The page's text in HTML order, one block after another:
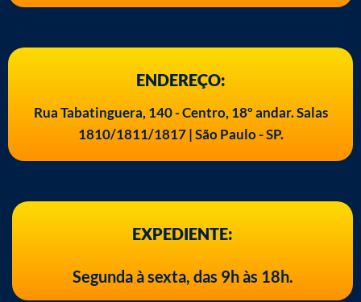
ENDEREÇO:
Rua Tabatinguera, 140 - Centro, 18º andar. Salas
1810/1811/1817 | São Paulo - SP.
EXPEDIENTE:
Segunda à sexta, das 9h às 18h.